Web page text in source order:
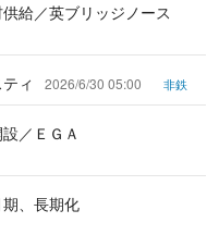
給／英ブリッジノース
ィ 2026/6/30 05:00 非鉄
／ＥＧＡ
、長期化